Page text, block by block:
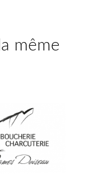
même